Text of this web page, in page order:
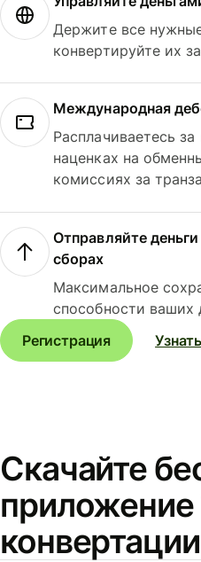
Держите все
конвертируйте их
Международная
Расплачиваетесь
наценках на
комиссиях за
Отправляйте
сборах
Максимальное
способности ваших
Регистрация
Скачайте
приложение